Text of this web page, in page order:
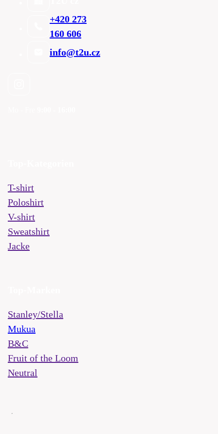
+420 273
160 606
info@t2u.cz
T-shirt
Poloshirt
V-shirt
Sweatshirt
Jacke
Stanley/Stella
Mukua
B&C
Fruit of the Loom
Neutral